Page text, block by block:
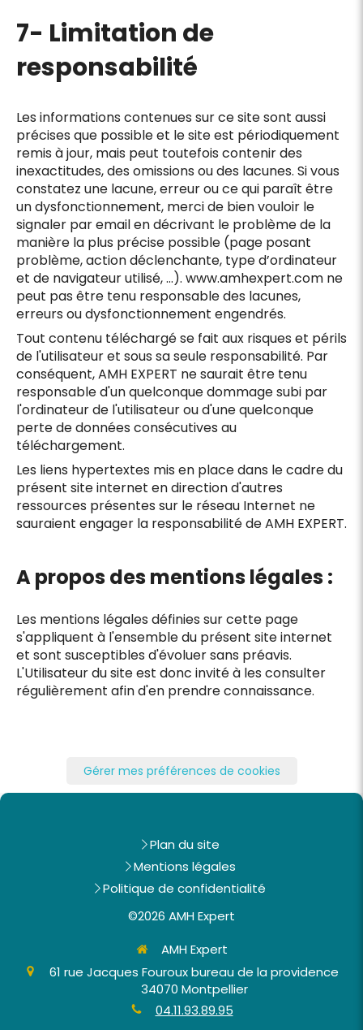
7- Limitation de
responsabilité
Les informations contenues sur ce site sont aussi
précises que possible et le site est périodiquement
remis à jour, mais peut toutefois contenir des
inexactitudes, des omissions ou des lacunes. Si vous
constatez une lacune, erreur ou ce qui paraît être
un dysfonctionnement, merci de bien vouloir le
signaler par email en décrivant le problème de la
manière la plus précise possible (page posant
problème, action déclenchante, type d’ordinateur
et de navigateur utilisé, …). www.amhexpert.com ne
peut pas être tenu responsable des lacunes,
erreurs ou dysfonctionnement engendrés.
Tout contenu téléchargé se fait aux risques et périls
de l'utilisateur et sous sa seule responsabilité. Par
conséquent, AMH EXPERT ne saurait être tenu
responsable d'un quelconque dommage subi par
l'ordinateur de l'utilisateur ou d'une quelconque
perte de données consécutives au
téléchargement.
Les liens hypertextes mis en place dans le cadre du
présent site internet en direction d'autres
ressources présentes sur le réseau Internet ne
sauraient engager la responsabilité de AMH EXPERT.
A propos des mentions légales :
Les mentions légales définies sur cette page
s'appliquent à l'ensemble du présent site internet
et sont susceptibles d'évoluer sans préavis.
L'Utilisateur du site est donc invité à les consulter
régulièrement afin d'en prendre connaissance.
Gérer mes préférences de cookies
Plan du site
Mentions légales
Politique de confidentialité
©2026 AMH Expert
AMH Expert
61 rue Jacques Fouroux bureau de la providence
34070 Montpellier
04.11.93.89.95